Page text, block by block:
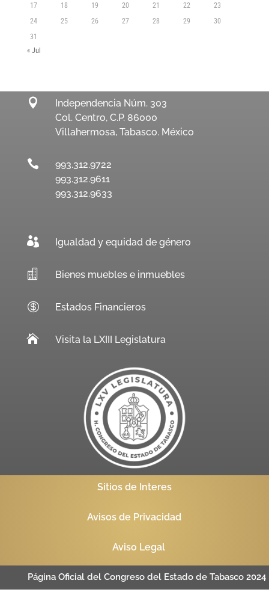
17
18 19 20 21 22
23
24
25 26 27 28 29
30
31
« Jul

Independencia Núm. 303
Col. Centro, C.P. 86000
Villahermosa, Tabasco. México

993.312.9722
993.312.9611
993.312.9633
 Igualdad y equidad de género
 Bienes muebles e inmuebles
 Estados Financieros
 Visita la LXIII Legislatura
Sitios de Interes
Avisos de Privacidad
Aviso Legal
Página Oficial del Congreso del Estado de Tabasco 2024